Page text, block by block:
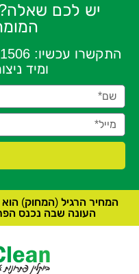
יש לכם
התקשרו עכשיו:
ומיד
המחיר הרגיל (המחוק)
העונה שבה נכנס